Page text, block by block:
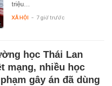
triệu…
XÃ HỘI - 7 giờ trước
học Thái Lan
mạng, nhiều học
gây án đã dùng